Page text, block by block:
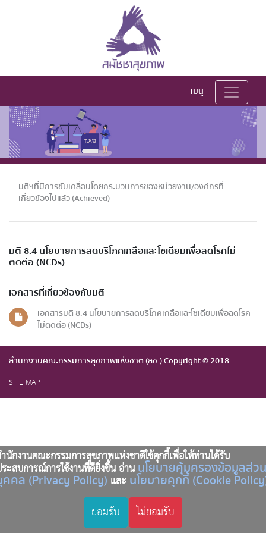
นักงานคณะกรรมการสุขภาพแห่งชาติใช้คุกกี้เพื่อให้ท่านได้รับ
ะสบการณ์การใช้งานที่ดียิ่งขึ้น อ่านนโยบายคุ้มครองข้อมูลส่วน
คล (Privacy Policy) และนโยบายคุกกี้ (Cookie
ยอมรับ ไม่ยอมรับ
เมนู
มติฯที่มีการขับเคลื่อนโดยกระบวนการของหน่วยงาน/องค์กรที่
เกี่ยวข้องไปแล้ว (Achieved)
มติ 8.4 นโยบายการลดบริโภคเกลือและโซเดียมเพื่อลดโรคไม่
ติดต่อ (NCDs)
เอกสารที่เกี่ยวข้องกับมติ
เอกสารมติ 8.4 นโยบายการลดบริโภคเกลือและโซเดียมเพื่อลดโรค
ไม่ติดต่อ (NCDs)
สำนักงานคณะกรรมการสุขภาพแห่งชาติ (สช.) Copyright © 2018
SITE MAP